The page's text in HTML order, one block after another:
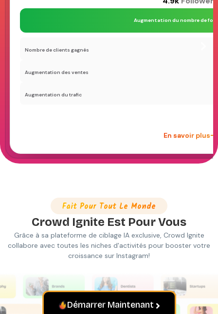
Augmentation du nombre de
Nombre de clients gagnés
Augmentation des ventes
Augmentation du trafic
En savoir plus
Fait Pour Tout Le Monde
Crowd Ignite Est Pour Vous
Grâce à sa plateforme de ciblage IA exclusive, Crowd Ignite
collabore avec toutes les niches d'activités pour booster votre
croissance sur Instagram!
Démarrer Maintenant